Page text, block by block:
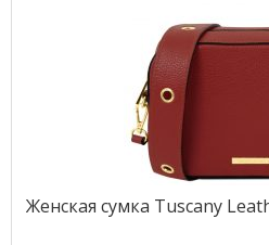
Женская сумка Tuscany